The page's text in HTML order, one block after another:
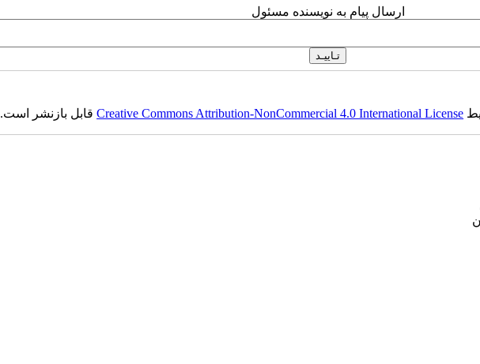
ارسال پیام به نویسنده مسئول
Creative Commons Attribution-NonCommercial 4.0 International Licenseقابل بازنشر است.